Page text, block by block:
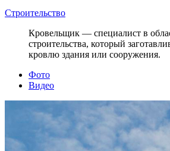
Строительство
Кровельщик — специалист в
строительства, который
кровлю здания или сооружения.
Фото
Видео